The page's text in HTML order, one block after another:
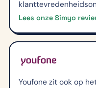
Lees onze Simyo
Youfone zit ook op